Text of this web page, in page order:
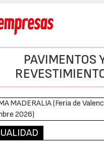
PAVIMENTOS